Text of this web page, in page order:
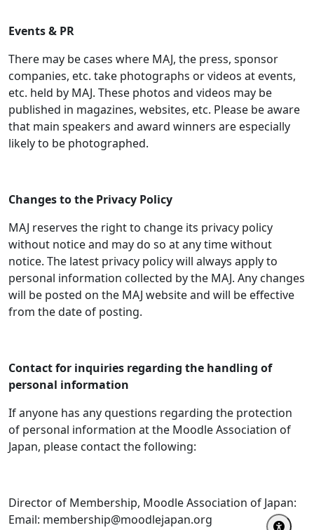
Events & PR
There may be cases where MAJ, the press, sponsor
companies, etc. take photographs or videos at events,
etc. held by MAJ. These photos and videos may be
published in magazines, websites, etc. Please be aware
that main speakers and award winners are especially
likely to be photographed.
Changes to the Privacy Policy
MAJ reserves the right to change its privacy policy
without notice and may do so at any time without
notice. The latest privacy policy will always apply to
personal information collected by the MAJ. Any changes
will be posted on the MAJ website and will be effective
from the date of posting.
Contact for inquiries regarding the handling of
personal information
If anyone has any questions regarding the protection
of personal information at the Moodle Association of
Japan, please contact the following:
Director of Membership, Moodle Association of Japan:
Email: membership@moodlejapan.org